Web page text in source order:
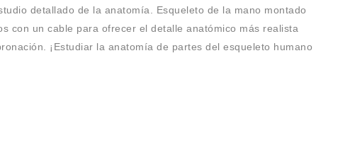
detallado de la anatomía. Esqueleto de la mano montado
con un cable para ofrecer el detalle anatómico más realista
¡Estudiar la anatomía de partes del esqueleto humano